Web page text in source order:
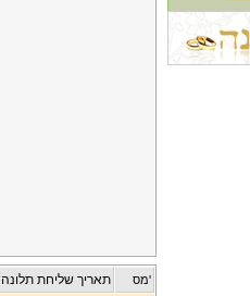
תאריך שליחת תלונה מס'